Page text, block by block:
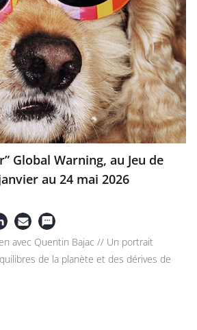
Global Warning, au Jeu de
au 24 mai 2026
avec Quentin Bajac // Un portrait
de la planète et des dérives de